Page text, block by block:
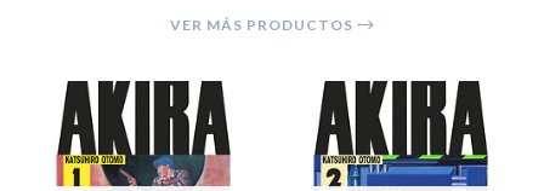
VER MÁS PRODUCTOS